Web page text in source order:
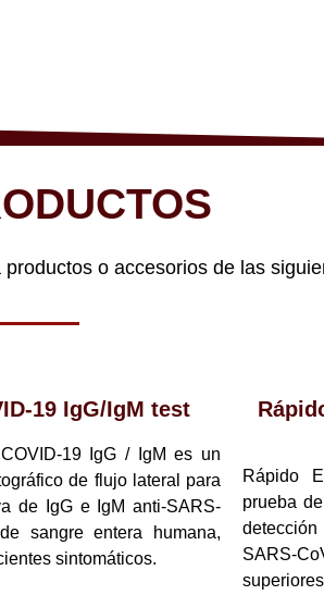
o accesorios de las
19 IgG/IgM test
19 IgG / IgM es un
de flujo lateral para
de IgG e IgM anti-SARS-
sangre entera humana,
sintomáticos.
Rápido
prueba
SARS-